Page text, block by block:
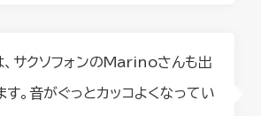
、サクソフォンのMarinoさんも出
。音がぐっとカッコよくなってい